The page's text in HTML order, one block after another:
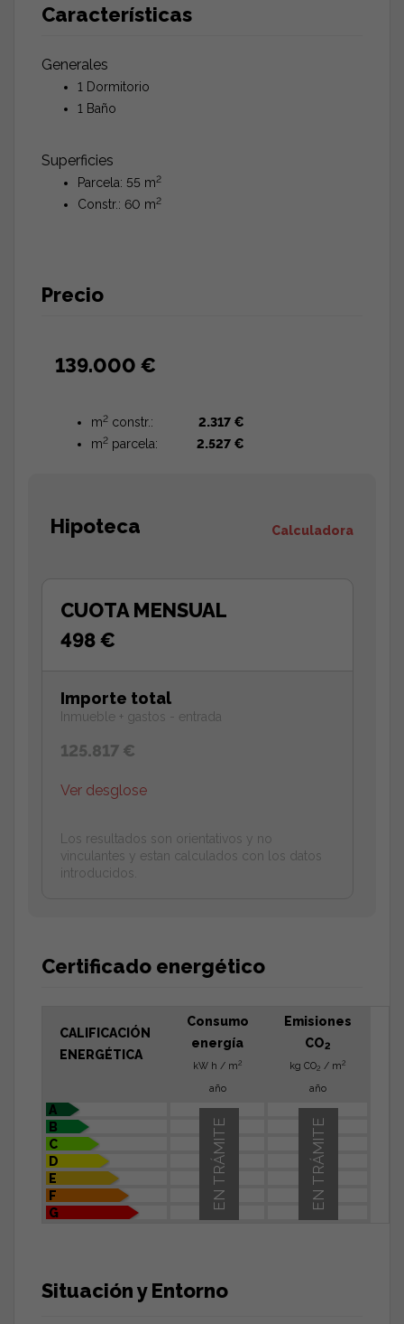
Características
Generales
1 Dormitorio
1 Baño
Superficies
Parcela: 55 m2
Constr.: 60 m2
Precio
139.000 €
m2 constr.:
2.317 €
m2 parcela: 2.527 €
Hipoteca Calculadora
CUOTA MENSUAL
498 €
Importe total
Inmueble + gastos - entrada
125.817 €
Ver desglose
Los resultados son orientativos y no
vinculantes y estan calculados con los datos
introducidos.
Certificado energético
CALIFICACIÓN
ENERGÉTICA
Consumo
energía
kW h / m2
año
Emisiones
CO2
kg CO2 / m2
año
A
B
C
D
E
F
G
EN TRÁMITE
EN TRÁMITE
Situación y Entorno